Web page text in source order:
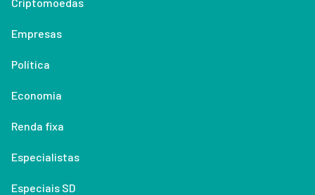
Empresas
Política
Economia
Renda fixa
Especialistas
Especiais SD